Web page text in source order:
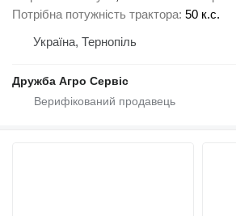
Потрібна потужність трактора 50 к.с.
Україна, Тернопіль
Дружба Агро Сервіс